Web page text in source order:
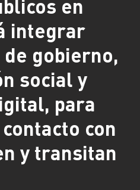
en
integrar
gobierno,
social y
para
con
y transitan